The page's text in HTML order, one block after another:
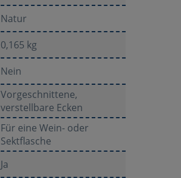
Natur
0,165 kg
Nein
Vorgeschnittene,
verstellbare Ecken
Für eine Wein- oder
Sektflasche
Ja